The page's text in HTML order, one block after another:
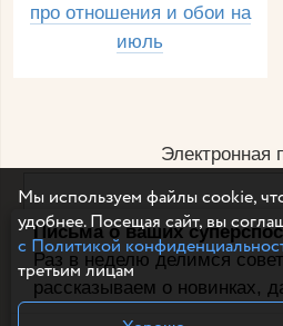
Письма о ваших
Раз в неделю делимся
рассказываем о новинках,
про отношения и обои на
июль
Электронная
Например,
Без спама и
Подписаться
Мы используем файлы cookie,
удобнее. Посещая сайт, вы
с Политикой
третьим лицам